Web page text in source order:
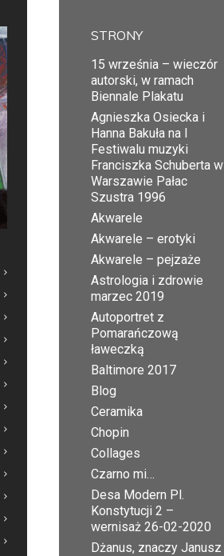
STRONY
15 września – wieczór
autorski, w ramach
Biennale Plakatu
Agnieszka Osiecka i
Hanna Bakuła na I
Festiwalu muzyki
Franciszka Schuberta w
Warszawie Pałac
Szustra 1996
Akwarele
Akwarele – erotyki
Akwarele – pejzaże
Astrologia i zdrowie
marzec 2019
Autoportret z
Pomarańczową
ławeczką
Baltimore 2017
Blog
Ceramika
Chopin
Collages
Czarno mi…
Desa Modern Pl.
Konstytucji 2 –
wernisaż 26-02-2020
Dżanus, znaczy Janusz